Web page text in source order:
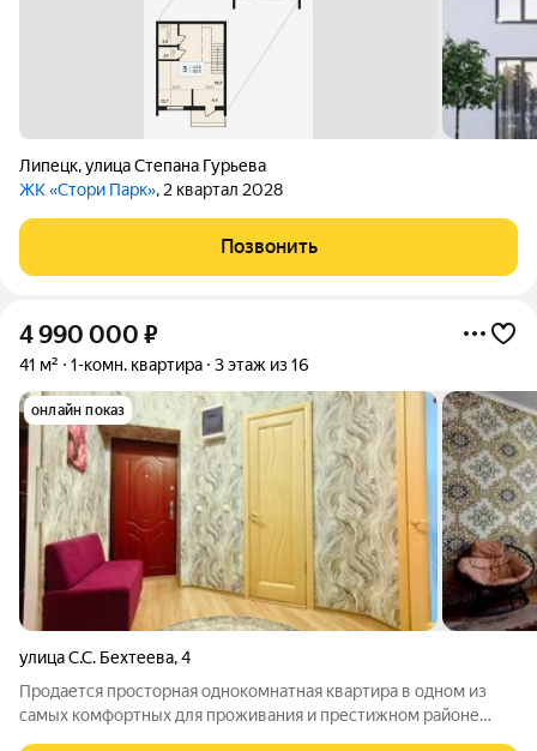
Липецк,улица Степана Гурьева
ЖК «Стори Парк», 2 квартал 2028
Позвонить
4 990 000 ₽
41 м² 1-комн. квартира 3 этаж из 16
онлайн показ
улица С.С. Бехтеева,4
Продается просторная однокомнатная квартира в одном из
самых комфортных для проживания и престижном районе